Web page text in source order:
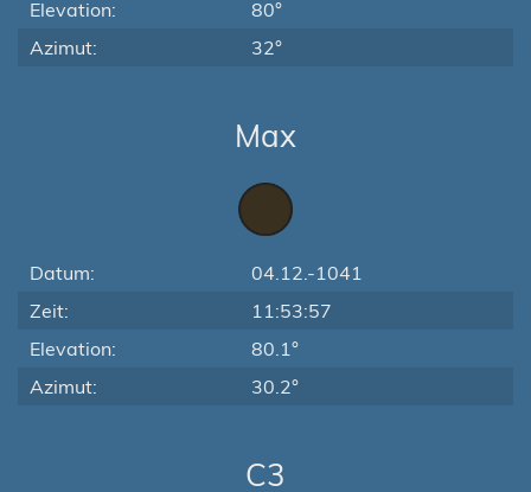
Elevation:
80°
Azimut:
32°
Max
Datum:
04.12.-1041
Zeit:
11:53:57
Elevation:
80.1°
Azimut:
30.2°
C3